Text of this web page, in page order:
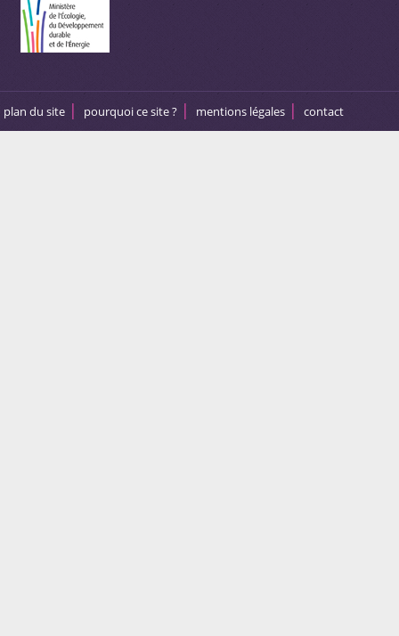
plan du site pourquoi ce site ? mentions légales contact